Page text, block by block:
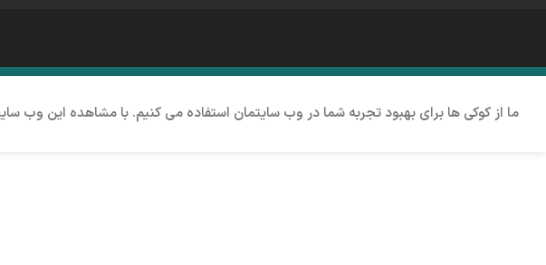
ما از کوکی ها برای بهبود تجربه شما در وب سایتمان استفاده می کنیم. با مشاهده این وب